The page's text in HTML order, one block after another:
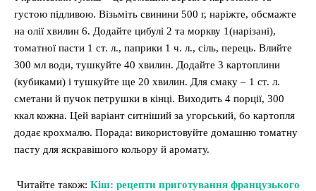
густою підливою. Візьміть свинини 500 г, наріжте, обсмажте
на олії хвилин 6. Додайте цибулі 2 та моркву 1(нарізані),
томатної пасти 1 ст. л., паприки 1 ч. л., сіль, перець. Влийте
300 мл води, тушкуйте 40 хвилин. Додайте 3 картоплини
(кубиками) і тушкуйте ще 20 хвилин. Для смаку – 1 ст. л.
сметани й пучок петрушки в кінці. Виходить 4 порції, 300
ккал кожна. Цей варіант ситніший за угорський, бо картопля
додає крохмалю. Порада: використовуйте домашню томатну
пасту для яскравішого кольору й аромату.
Читайте також: Кіш: рецепти приготування французького